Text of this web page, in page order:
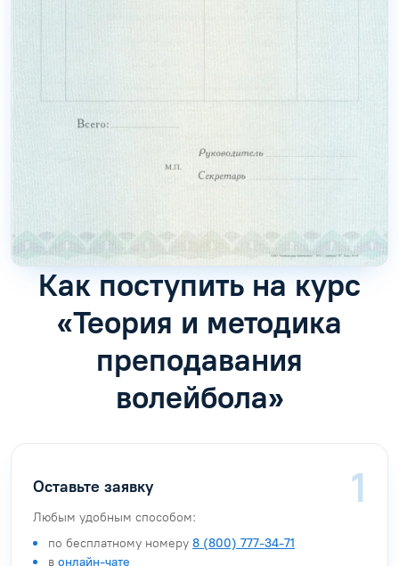
Как поступить на курс
«Теория и методика
преподавания
волейбола»
Оставьте заявку
Любым удобным способом:
по бесплатному номеру 8 (800) 777-34-71
в онлайн-чате